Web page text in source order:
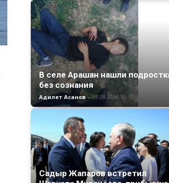
В селе Арашан нашли
без сознания
Адилет Асанов - 03.08.2026 10:12
Садыр Жапаров встретил